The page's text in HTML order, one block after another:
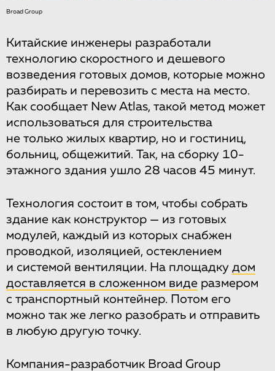
Broad Group
Китайские инженеры разработали
технологию скоростного и дешевого
возведения готовых домов, которые можно
разбирать и перевозить с места на место.
Как сообщает New Atlas, такой метод может
использоваться для строительства
не только жилых квартир, но и гостиниц,
больниц, общежитий. Так, на сборку 10-
этажного здания ушло 28 часов 45 минут.
Технология состоит в том, чтобы собрать
здание как конструктор — из готовых
модулей, каждый из которых снабжен
проводкой, изоляцией, остеклением
и системой вентиляции. На площадку дом
доставляется в сложенном виде размером
с транспортный контейнер. Потом его
можно так же легко разобрать и отправить
в любую другую точку.
Компания-разработчик Broad Group